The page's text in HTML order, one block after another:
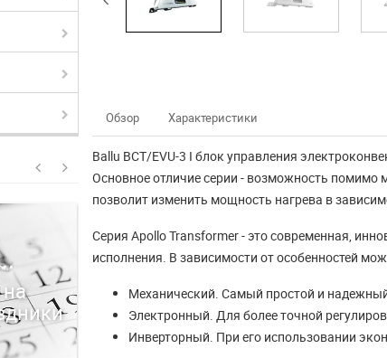
Время работы
магазина СитиКлимат
27.12.2018 года.
дома
Обзор Характеристики
Ballu BCT/EVU-3 I блок управления
Основное отличие серии - возможность помимо
позволит изменить мощность нагрева в
Серия Apollo Transformer - это современная,
исполнения. В зависимости от особенностей
Механический. Самый простой и
Электронный. Для более точной
Инверторный. При его использовании